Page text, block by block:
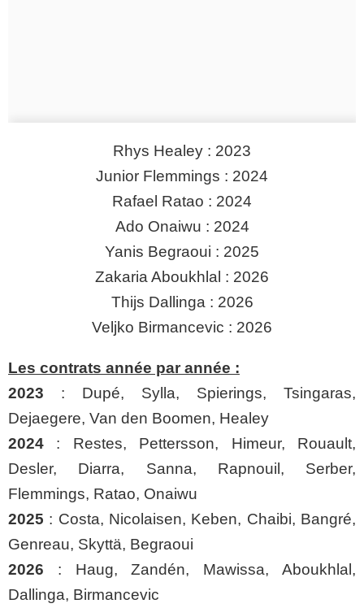
Rhys Healey : 2023
Junior Flemmings : 2024
Rafael Ratao : 2024
Ado Onaiwu : 2024
Yanis Begraoui : 2025
Zakaria Aboukhlal : 2026
Thijs Dallinga : 2026
Veljko Birmancevic : 2026
Les contrats année par année :
2023 : Dupé, Sylla, Spierings, Tsingaras,
Dejaegere, Van den Boomen, Healey
2024 : Restes, Pettersson, Himeur, Rouault,
Desler, Diarra, Sanna, Rapnouil, Serber,
Flemmings, Ratao, Onaiwu
2025 : Costa, Nicolaisen, Keben, Chaibi, Bangré,
Genreau, Skyttä, Begraoui
2026 : Haug, Zandén, Mawissa, Aboukhlal,
Dallinga, Birmancevic